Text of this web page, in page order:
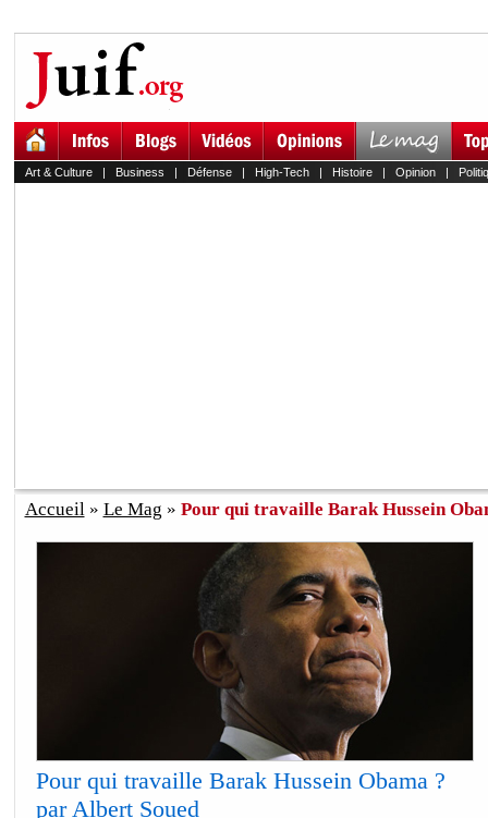
Art & Culture| Business | Défense| High-Tech| Histoire| Opinion|
Accueil» Le Mag » Pour qui travaille Barak Hussein
Pour qui travaille Barak Hussein Obama ?
par Albert Soued